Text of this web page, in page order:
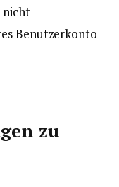
nicht
Benutzerkonto
zu